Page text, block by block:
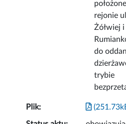
rejonie
Żółwiej i
do
trybie
Plik: